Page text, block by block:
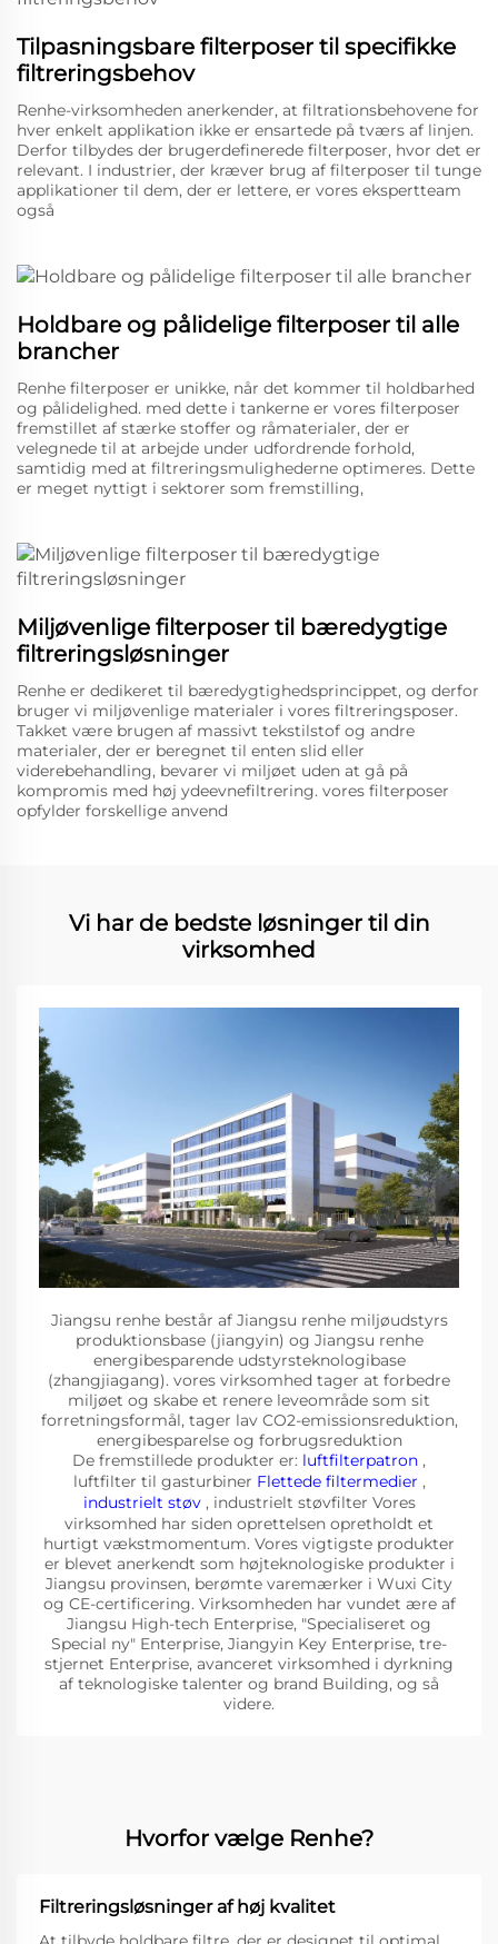
Tilpasningsbare filterposer til specifikke
filtreringsbehov
Renhe-virksomheden anerkender, at filtrationsbehovene for
hver enkelt applikation ikke er ensartede på tværs af linjen.
Derfor tilbydes der brugerdefinerede filterposer, hvor det er
relevant. I industrier, der kræver brug af filterposer til tunge
applikationer til dem, der er lettere, er vores ekspertteam
også
Holdbare og pålidelige filterposer til alle
brancher
Renhe filterposer er unikke, når det kommer til holdbarhed
og pålidelighed. med dette i tankerne er vores filterposer
fremstillet af stærke stoffer og råmaterialer, der er
velegnede til at arbejde under udfordrende forhold,
samtidig med at filtreringsmulighederne optimeres. Dette
er meget nyttigt i sektorer som fremstilling,
Miljøvenlige filterposer til bæredygtige
filtreringsløsninger
Renhe er dedikeret til bæredygtighedsprincippet, og derfor
bruger vi miljøvenlige materialer i vores filtreringsposer.
Takket være brugen af massivt tekstilstof og andre
materialer, der er beregnet til enten slid eller
viderebehandling, bevarer vi miljøet uden at gå på
kompromis med høj ydeevnefiltrering. vores filterposer
opfylder forskellige anvend
Vi har de bedste løsninger til din
virksomhed
Jiangsu renhe består af Jiangsu renhe miljøudstyrs
produktionsbase (jiangyin) og Jiangsu renhe
energibesparende udstyrsteknologibase
(zhangjiagang). vores virksomhed tager at forbedre
miljøet og skabe et renere leveområde som sit
forretningsformål, tager lav CO2-emissionsreduktion,
energibesparelse og forbrugsreduktion
De fremstillede produkter er: luftfilterpatron ,
luftfilter til gasturbiner Flettede filtermedier ,
industrielt støv , industrielt støvfilter Vores
virksomhed har siden oprettelsen opretholdt et
hurtigt vækstmomentum. Vores vigtigste produkter
er blevet anerkendt som højteknologiske produkter i
Jiangsu provinsen, berømte varemærker i Wuxi City
og CE-certificering. Virksomheden har vundet ære af
Jiangsu High-tech Enterprise, "Specialiseret og
Special ny" Enterprise, Jiangyin Key Enterprise, tre-
stjernet Enterprise, avanceret virksomhed i dyrkning
af teknologiske talenter og brand Building, og så
videre.
Hvorfor vælge Renhe?
Filtreringsløsninger af høj kvalitet